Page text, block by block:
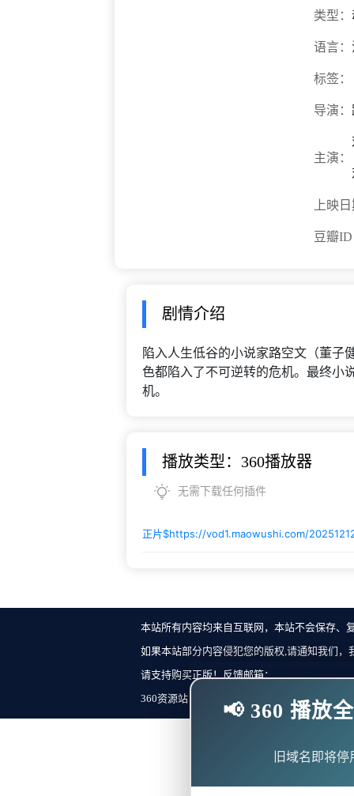
类型：
语言：
标签：
导演：
主演：
上映
豆瓣
剧情介绍
陷入人生低谷的小说家路空文（董子
色都陷入了不可逆转的危机。最终小
机。
播放类型：360播放器
无需下载任何插件
正片$https://vod1.maowushi.com/
本站所有内容均来自互联网，本站不会保存、
如果本站部分内容侵犯您的版权,请通知我们
请支持购买正版！反馈邮箱：
360资源站 Copyright ©2018-2023 All Rights
📢 360 播放
旧域名即将